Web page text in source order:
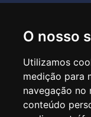
O nosso
Utilizamos
medição para
navegação no
conteúdo